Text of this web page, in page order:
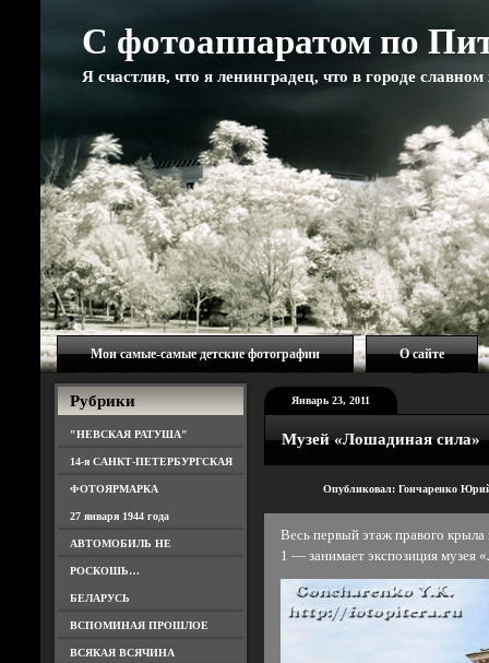
С фотоаппаратом по
Я счастлив, что я ленинградец, что в городе
Мои самые-самые детские фотографии О сайте
Рубрики
"НЕВСКАЯ РАТУША"
14-я САНКТ-ПЕТЕРБУРГСКАЯ
ФОТОЯРМАРКА
27 января 1944 года
АВТОМОБИЛЬ НЕ
РОСКОШЬ…
БЕЛАРУСЬ
ВСПОМИНАЯ ПРОШЛОЕ
ВСЯКАЯ ВСЯЧИНА
Январь 23, 2011
Музей «Лошадиная сила»
Опубликовал: Гончаренко
Весь первый этаж правого
1 — занимает экспозиция музея